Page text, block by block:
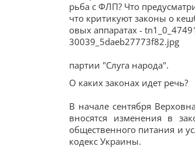
партии "Слуга народа".
О каких законах идет речь?
В начале сентября
вносятся изменения в
общественного питания и
кодекс Украины.